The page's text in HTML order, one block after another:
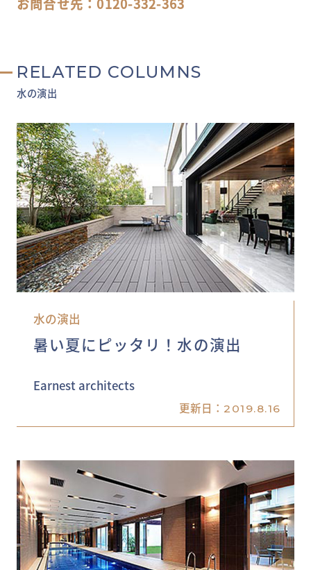
RELATED COLUMNS
水の演出
水の演出
暑い夏にピッタリ！水の演出
Earnest architects
更新日： 2019.8.16